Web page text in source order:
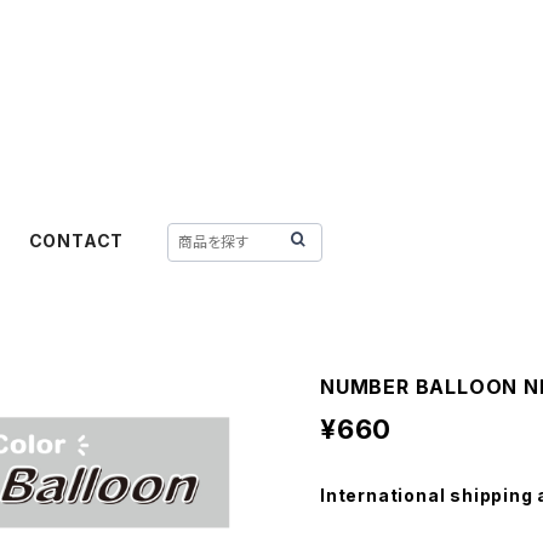
CONTACT
NUMBER BALLOON
¥660
International shipping